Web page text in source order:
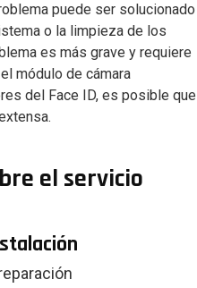
puede ser solucionado
o la limpieza de los
es más grave y requiere
módulo de cámara
del Face ID, es posible que
el servicio